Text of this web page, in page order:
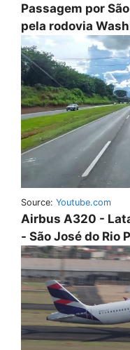
Passagem por
pela rodovia
Source: Youtube.com
Airbus A320 -
- São José do Rio